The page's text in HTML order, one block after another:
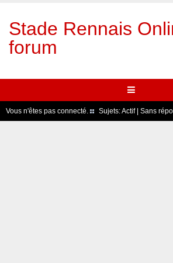
Stade Rennais
forum
Vous n'êtes pas connecté. Sujets:Actif| Sans